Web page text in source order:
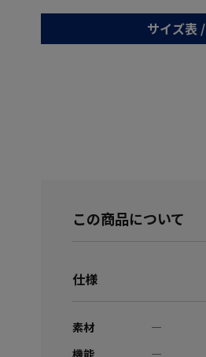
サイズ表 /
この商品について
仕様
素材
―
機能
―